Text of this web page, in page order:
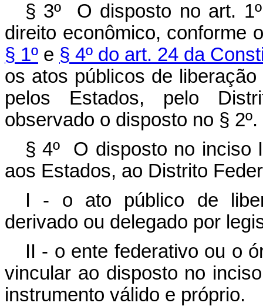
§ 3º O disposto no art.
direito econômico, conforme
§ 1º e § 4º do art. 24 da
os atos públicos de
pelos Estados, pelo
observado o disposto no § 2º.
§ 4º O disposto no inciso
aos Estados, ao Distrito
I - o ato público de
derivado ou delegado por
II - o ente federativo ou o
vincular ao disposto no
instrumento válido e próprio.